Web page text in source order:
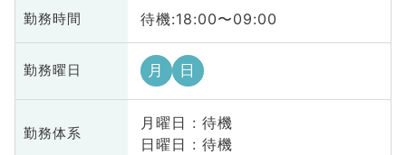
勤務時間 待機:18:00〜09:00
勤務曜日 月 日
勤務体系
月曜日 : 待機
日曜日 : 待機